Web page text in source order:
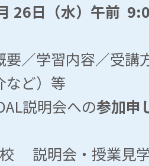
26日（水）午前
／学習内容／受講
など）等
説明会への参加申
校 説明会・授業見